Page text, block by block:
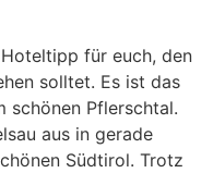
für euch, den
solltet. Es ist das
schönen Pflerschtal.
aus in gerade
Südtirol. Trotz